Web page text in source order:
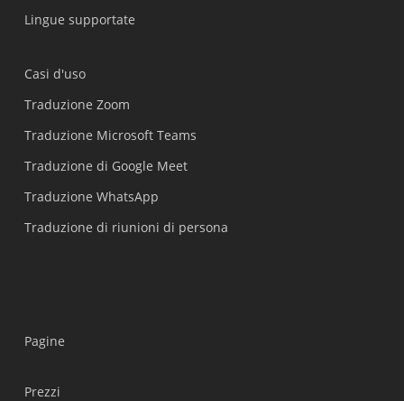
Lingue supportate
Casi d'uso
Traduzione Zoom
Traduzione Microsoft Teams
Traduzione di Google Meet
Traduzione WhatsApp
Traduzione di riunioni di persona
Pagine
Prezzi